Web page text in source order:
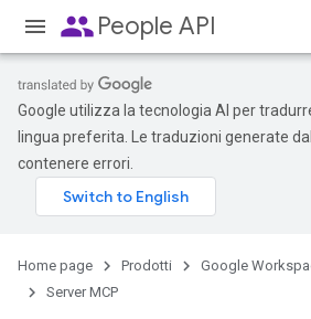
peoplePeople API
Google utilizza la tecnologia AI per
lingua preferita. Le traduzioni generate
contenere errori.
Home page Prodotti Google
Server MCP